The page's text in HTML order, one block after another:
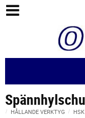
HÅLLANDE VERKTYG HSK